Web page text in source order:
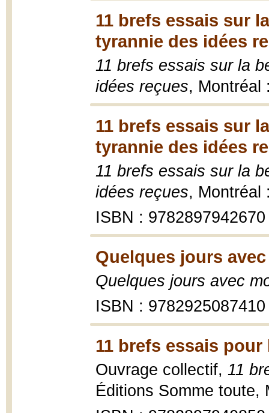
11 brefs essais sur
tyrannie des idées
11 brefs essais sur la
idées reçues, Montréal
11 brefs essais sur
tyrannie des idées
11 brefs essais sur la
idées reçues, Montréal
ISBN : 9782897942670
Quelques jours
Quelques jours avec
ISBN : 9782925087410
11 brefs essais pour
Ouvrage collectif, 11
Éditions Somme toute,